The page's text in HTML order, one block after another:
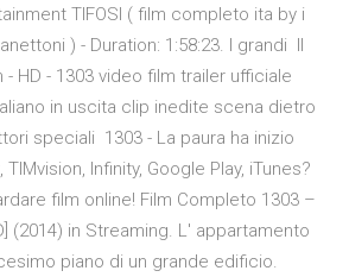
TIFOSI ( film completo ita by i
) - Duration: 1:58:23. I grandi Il
HD - 1303 video film trailer ufficiale
in uscita clip inedite scena dietro
speciali 1303 - La paura ha inizio
Infinity, Google Play, iTunes?
film online! Film Completo 1303 –
(2014) in Streaming. L' appartamento
piano di un grande edificio.